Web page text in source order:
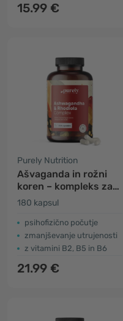
15.99 €
Purely Nutrition
Ašvaganda in rožni
koren – kompleks za
telesno in duševno
zmogljivost
180 kapsul
psihofizično počutje
zmanjševanje utrujenosti
z vitamini B2, B5 in B6
21.99 €